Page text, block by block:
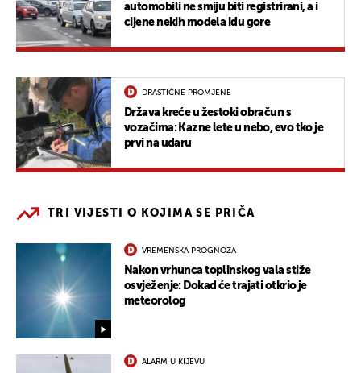
automobili ne smiju biti registrirani, a i
cijene nekih modela idu gore
DRASTIČNE PROMJENE
Država kreće u žestoki obračun s
vozačima: Kazne lete u nebo, evo tko je
prvi na udaru
TRI VIJESTI O KOJIMA SE PRIČA
VREMENSKA PROGNOZA
Nakon vrhunca toplinskog vala stiže
osvježenje: Dokad će trajati otkrio je
meteorolog
ALARM U KIJEVU